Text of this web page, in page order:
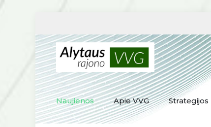
Naujienos Apie VVG Strategijos